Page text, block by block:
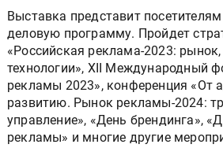
Выставка представит
деловую программу. Пройдет
«Российская реклама-2023: рынок,
технологии», XII Международный
рекламы 2023», конференция «От
развитию. Рынок рекламы-2024:
управление», «День брендинга»,
рекламы» и многие другие